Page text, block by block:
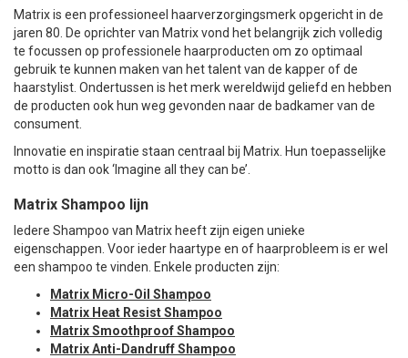
Matrix is een professioneel haarverzorgingsmerk opgericht in de
jaren 80. De oprichter van Matrix vond het belangrijk zich volledig
te focussen op professionele haarproducten om zo optimaal
gebruik te kunnen maken van het talent van de kapper of de
haarstylist. Ondertussen is het merk wereldwijd geliefd en hebben
de producten ook hun weg gevonden naar de badkamer van de
consument.
Innovatie en inspiratie staan centraal bij Matrix. Hun toepasselijke
motto is dan ook ‘Imagine all they can be’.
Matrix Shampoo lijn
Iedere Shampoo van Matrix heeft zijn eigen unieke
eigenschappen. Voor ieder haartype en of haarprobleem is er wel
een shampoo te vinden. Enkele producten zijn:
Matrix Micro-Oil Shampoo
Matrix Heat Resist Shampoo
Matrix Smoothproof Shampoo
Matrix Anti-Dandruff Shampoo